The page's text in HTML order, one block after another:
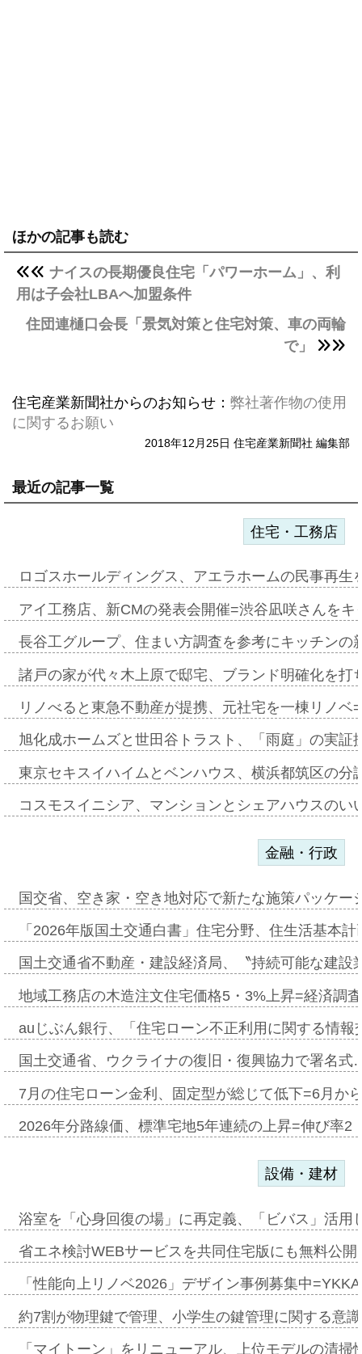
ほかの記事も読む
ナイスの長期優良住宅「パワーホーム」、利
用は子会社LBAへ加盟条件
住団連樋口会長「景気対策と住宅対策、車の両輪
で」
住宅産業新聞社からのお知らせ： 弊社著作物の使用
に関するお願い
2018年12月25日 住宅産業新聞社 編集部
最近の記事一覧
住宅・工務店
ロゴスホールディングス、アエラホームの民事再
アイ工務店、新CMの発表会開催=渋谷凪咲さんを
長谷工グループ、住まい方調査を参考にキッチン
諸戸の家が代々木上原で邸宅、ブランド明確化を
リノべると東急不動産が提携、元社宅を一棟リノ
旭化成ホームズと世田谷トラスト、「雨庭」の実
東京セキスイハイムとベンハウス、横浜都筑区の
コスモスイニシア、マンションとシェアハウスの
金融・行政
国交省、空き家・空き地対応で新たな施策パッケ
「2026年版国土交通白書」住宅分野、住生活基本
国土交通省不動産・建設経済局、〝持続可能な建
地域工務店の木造注文住宅価格5・3%上昇=経済調
auじぶん銀行、「住宅ローン不正利用に関する情
国土交通省、ウクライナの復旧・復興協力で署名
7月の住宅ローン金利、固定型が総じて低下=6月か
2026年分路線価、標準宅地5年連続の上昇=伸び率
設備・建材
浴室を「心身回復の場」に再定義、「ビバス」活
省エネ検討WEBサービスを共同住宅版にも無料公
「性能向上リノベ2026」デザイン事例募集中
約7割が物理鍵で管理、小学生の鍵管理に関する意
「マイトーン」をリニューアル、上位モデルの清